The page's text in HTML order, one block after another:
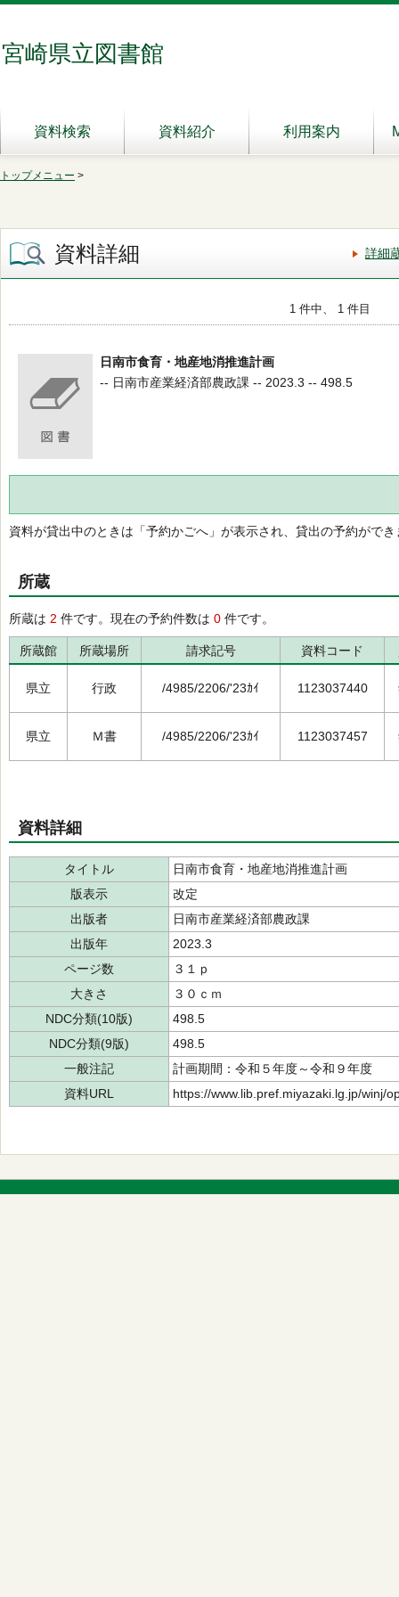
宮崎県立図書館
資料検索 資料紹介 利用案内
トップメニュー >
資料詳細 詳細
1 件中、 1 件目
日南市食育・地産地消推進計画
-- 日南市産業経済部農政課 -- 2023.3 -- 498.5
資料が貸出中のときは「予約かごへ」が表示され、貸出の予約ができ
所蔵
所蔵は 2 件です。現在の予約件数は 0 件です。
所蔵館 所蔵場所 請求記号 資料コード
県立 行政 /4985/2206/'23ｶｲ 1123037440
県立 Ｍ書 /4985/2206/'23ｶｲ 1123037457
資料詳細
タイトル
日南市食育・地産地消推進計画
版表示
改定
出版者
日南市産業経済部農政課
出版年
2023.3
ページ数
３１ｐ
大きさ
３０ｃｍ
NDC分類(10版)
498.5
NDC分類(9版)
498.5
一般注記
計画期間：令和５年度～令和９年度
資料URL
https://www.lib.pref.miyazaki.lg.jp/winj/